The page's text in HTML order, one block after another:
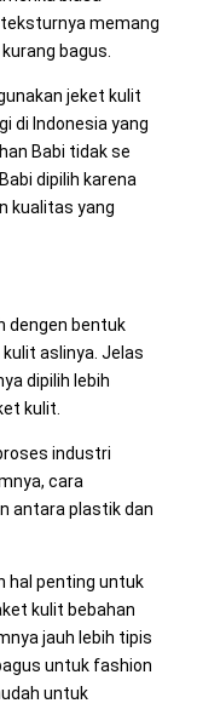
memang
bagus.
jeket kulit
di Indonesia yang
Babi tidak se
dipilih karena
kualitas yang
dengen bentuk
aslinya. Jelas
dipilih lebih
kulit.
industri
cara
antara plastik dan
hal penting untuk
kulit bebahan
jauh lebih tipis
untuk fashion
untuk